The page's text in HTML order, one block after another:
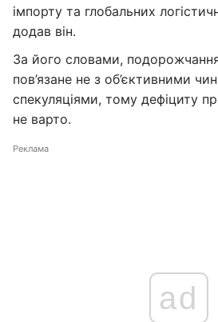
імпорту та глобальних
додав він.
За його словами,
пов’язане не з об’єктивними
спекуляціями, тому дефіциту
не варто.
Реклама
ad